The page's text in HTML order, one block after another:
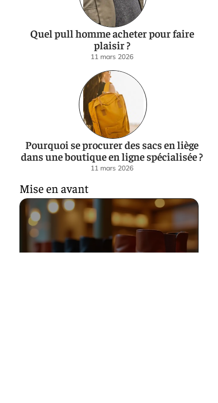
Quel pull homme acheter pour faire
plaisir ?
11 mars 2026
Pourquoi se procurer des sacs en liège
dans une boutique en ligne spécialisée ?
11 mars 2026
Mise en avant
Les plus belles bottines en